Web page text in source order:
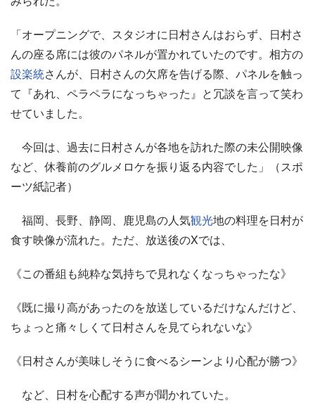
「オープニングで、スタジオに日村さんはおらず、日村さ
んの座る席には彼のパネルが置かれていたのです。相方の
設楽統さんが、日村さんの欠席を告げる際、パネルを触っ
て『あれ、ペラペラになっちゃった』と冗談を言って笑わ
せていました。
今回は、過去に日村さんが各地を訪れた際の未公開映像
など、休養前のグルメロケを振り返る内容でした」（スポ
ーツ紙記者）
福岡、長野、静岡、鹿児島の人気観光地の料理を日村が
食す映像が流れた。ただ、放送後のXでは、
《この番組も純粋な気持ちで見れなくなっちゃったな》
《既に撮り高があったのを放送しているだけなんだけど、
ちょっと痛々しくて日村さんを見てられないな》
《日村さんが美味しそうに食べるシーンより心配が勝つ》
など、日村を心配する声が聞かれていた。